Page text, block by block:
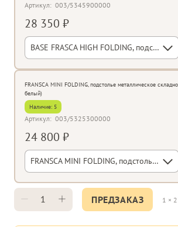
Артикул: 003/5345900000
28 350 ₽
BASE FRASCA HIGH FOLDING, подстолье металлическое барное складное (tortora/тортора)
FRANSCA MINI FOLDING, подстолье металлическое
белый)
Наличие: 5
Артикул: 003/5325300000
24 800 ₽
FRANSCA MINI FOLDING, подстолье металлическое складное (bianco/белый)
ПРЕДЗАКАЗ 1 ×